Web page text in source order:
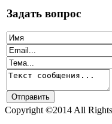
Задать вопрос
Copyright ©2014 All Rights